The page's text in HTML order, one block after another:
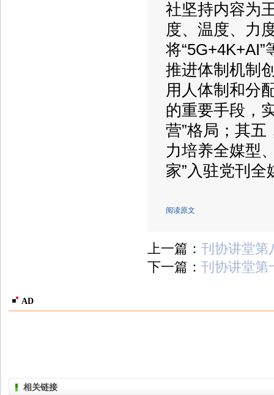
社坚持内容为
度、温度、力
将
推进体制机制
用人体制和分
的重要手段，
营”格局；其
力培养全媒型
家”入驻党刊全
阅读原文
上一篇： 刊协讲堂第
下一篇： 刊协讲堂第
AD
相关链接